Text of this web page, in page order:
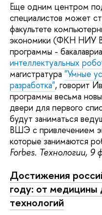
Еще одним центром
специалистов может
факультете
экономики (ФКН НИУ
программы -
интеллектуальных
магистратура "Умные
разработка", говорит
программы весьма
двери для первого
будут заниматься
ВШЭ с привлечением
которые занимаются
Forbes. Технологии, 9
Достижения
году: от медицины
технологий